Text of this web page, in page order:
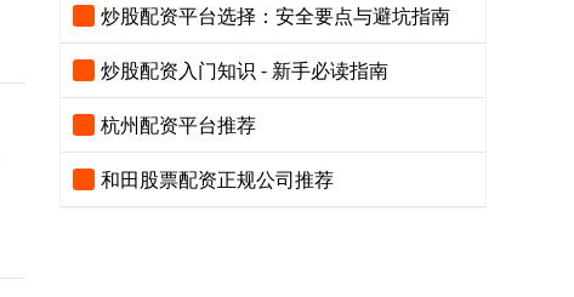
炒股配资平台选择：安全要点与避坑指南
炒股配资入门知识 - 新手必读指南
杭州配资平台推荐
和田股票配资正规公司推荐